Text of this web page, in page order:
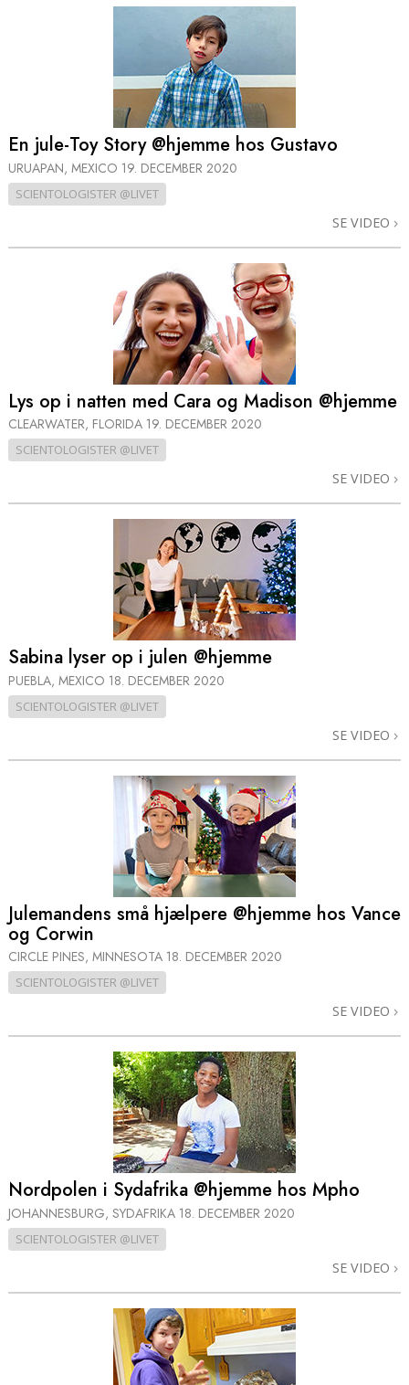
En jule-Toy Story @hjemme hos Gustavo
URUAPAN, MEXICO 19. DECEMBER 2020
SCIENTOLOGISTER @LIVET
SE VIDEO
Lys op i natten med Cara og Madison @hjemme
CLEARWATER, FLORIDA 19. DECEMBER 2020
SCIENTOLOGISTER @LIVET
SE VIDEO
Sabina lyser op i julen @hjemme
PUEBLA, MEXICO 18. DECEMBER 2020
SCIENTOLOGISTER @LIVET
SE VIDEO
Julemandens små hjælpere @hjemme hos Vance
og Corwin
CIRCLE PINES, MINNESOTA 18. DECEMBER 2020
SCIENTOLOGISTER @LIVET
SE VIDEO
Nordpolen i Sydafrika @hjemme hos Mpho
JOHANNESBURG, SYDAFRIKA 18. DECEMBER 2020
SCIENTOLOGISTER @LIVET
SE VIDEO